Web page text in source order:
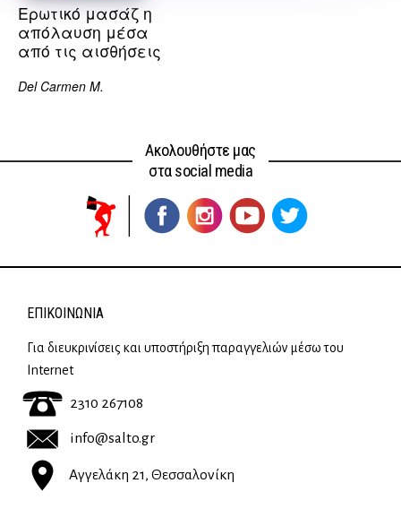
Ερωτικό μασάζ η
απόλαυση μέσα
από τις αισθήσεις
Del Carmen M.
Ακολουθήστε μας
στα social media
ΕΠΙΚΟΙΝΩΝΊΑ
Για διευκρινίσεις και υποστήριξη παραγγελιών μέσω του
Internet
2310 267108
info@salto.gr
Αγγελάκη 21, Θεσσαλονίκη